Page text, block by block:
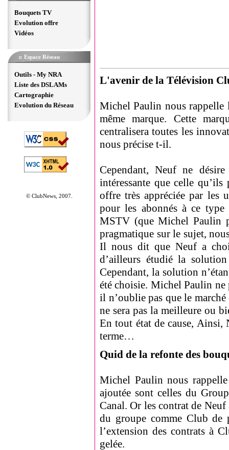
Bouquets TV
Evolution offre
Vidéos
Espace Réseau
Outils - My NRA
Liste des DSLAMs
Cartographie
Evolution du Réseau
© ClubNews, 2007.
L'avenir de la Télévision
Michel Paulin nous rappelle
même marque. Cette
centralisera toutes les
nous précise t-il.
Cependant, Neuf ne
intéressante que celle
offre très appréciée par les
pour les abonnés à ce
MSTV (que Michel Paulin
pragmatique sur le sujet,
Il nous dit que Neuf a
d’ailleurs étudié la
Cependant, la solution
été choisie. Michel Paulin ne
il n’oublie pas que le
ne sera pas la meilleure ou
En tout état de cause, Ainsi,
terme…
Quid de la refonte des
Michel Paulin nous
ajoutée sont celles du
Canal. Or les contrat de
du groupe comme Club de
l’extension des contrats à
gelée.